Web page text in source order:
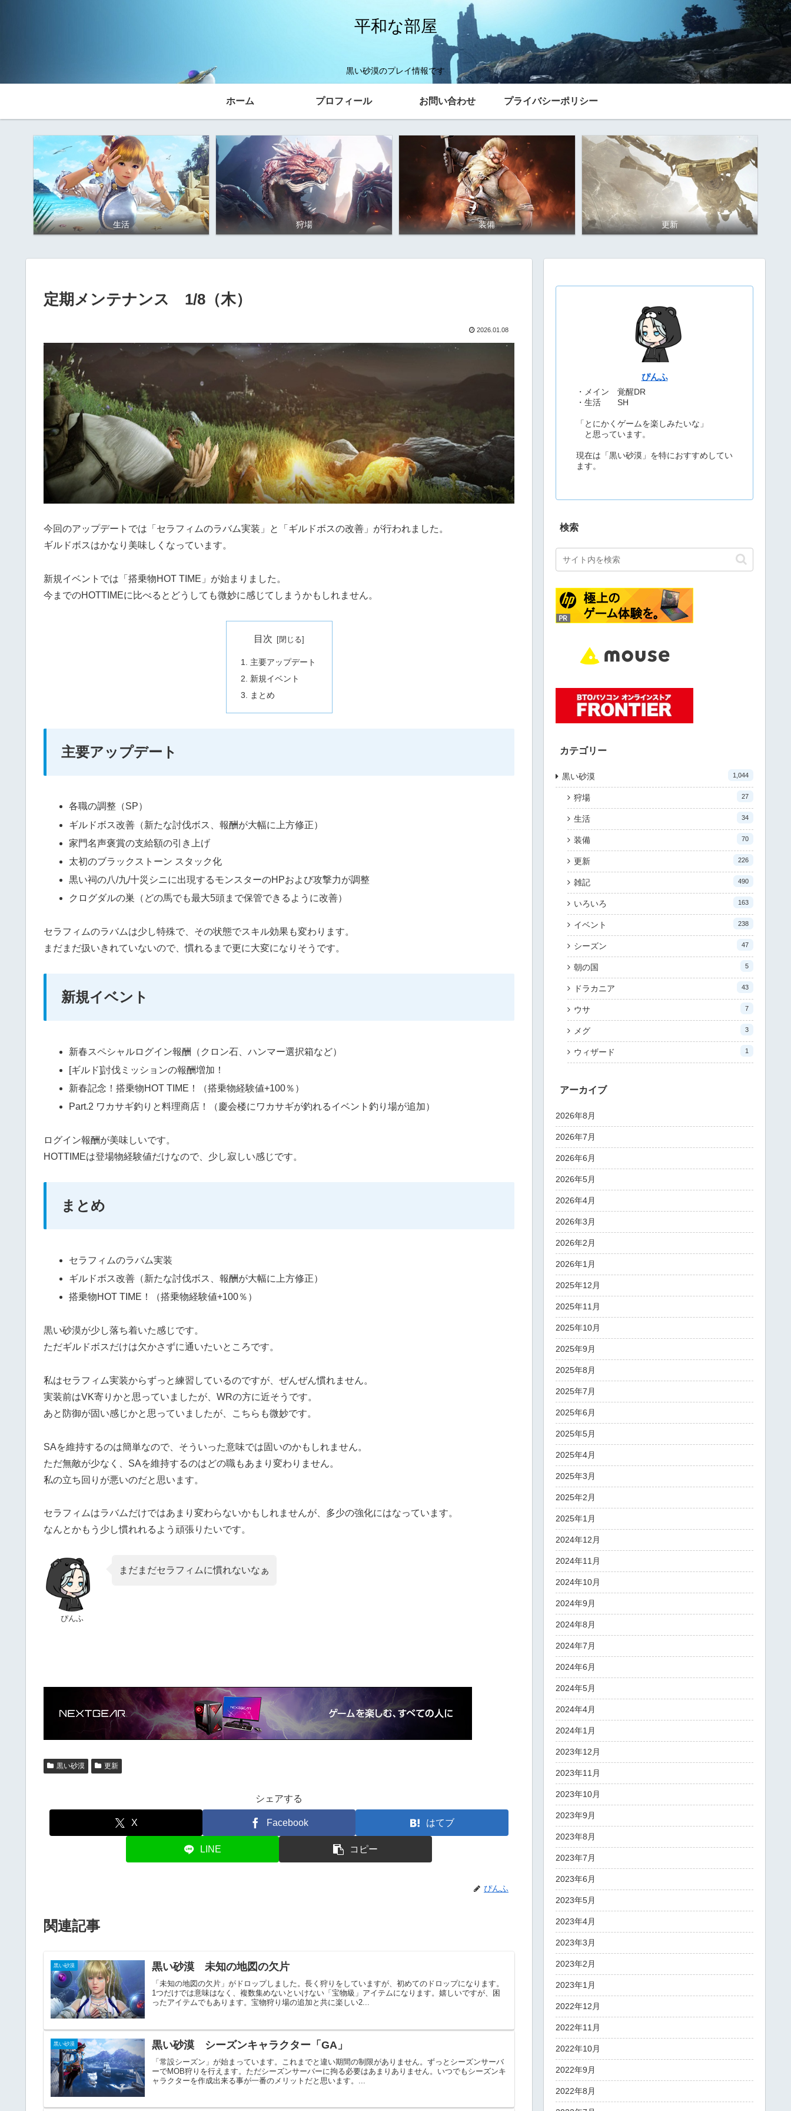
平和な部屋
黒い砂漠のプレイ情報です
ホーム プロフィール お問い合わせ プライバシーポリシー
生活 狩場 装備 更新
定期メンテナンス 1/8（木）
2026.01.08
今回のアップデートでは「セラフィムのラバム実装」と「ギルドボスの改善」が行われました。
ギルドボスはかなり美味しくなっています。
新規イベントでは「搭乗物HOT TIME」が始まりました。
今までのHOTTIMEに比べるとどうしても微妙に感じてしまうかもしれません。
目次
主要アップデート
新規イベント
まとめ
主要アップデート
各職の調整（SP）
ギルドボス改善（新たな討伐ボス、報酬が大幅に上方修正）
家門名声褒賞の支給額の引き上げ
太初のブラックストーン スタック化
黒い祠の八/九/十災シニに出現するモンスターのHPおよび攻撃力が調整
クログダルの巣（どの馬でも最大5頭まで保管できるように改善）
セラフィムのラバムは少し特殊で、その状態でスキル効果も変わります。
まだまだ扱いきれていないので、慣れるまで更に大変になりそうです。
新規イベント
新春スペシャルログイン報酬（クロン石、ハンマー選択箱など）
[ギルド]討伐ミッションの報酬増加！
新春記念！搭乗物HOT TIME！（搭乗物経験値+100％）
Part.2 ワカサギ釣りと料理商店！（慶会楼にワカサギが釣れるイベント釣り場が追加）
ログイン報酬が美味しいです。
HOTTIMEは登場物経験値だけなので、少し寂しい感じです。
まとめ
セラフィムのラバム実装
ギルドボス改善（新たな討伐ボス、報酬が大幅に上方修正）
搭乗物HOT TIME！（搭乗物経験値+100％）
黒い砂漠が少し落ち着いた感じです。
ただギルドボスだけは欠かさずに通いたいところです。
私はセラフィム実装からずっと練習しているのですが、ぜんぜん慣れません。
実装前はVK寄りかと思っていましたが、WRの方に近そうです。
あと防御が固い感じかと思っていましたが、こちらも微妙です。
SAを維持するのは簡単なので、そういった意味では固いのかもしれません。
ただ無敵が少なく、SAを維持するのはどの職もあまり変わりません。
私の立ち回りが悪いのだと思います。
セラフィムはラバムだけではあまり変わらないかもしれませんが、多少の強化にはなっています。
なんとかもう少し慣れれるよう頑張りたいです。
ぴんふ
まだまだセラフィムに慣れないなぁ
黒い砂漠 更新
シェアする
X Facebook はてブ
LINE コピー
ぴんふ
関連記事
黒い砂漠 黒い砂漠 未知の地図の欠片
「未知の地図の欠片」がドロップしました。長く狩りをしていますが、初めてのドロップになります。
1つだけでは意味はなく、複数集めないといけない「宝物級」アイテムになります。嬉しいですが、困
ったアイテムでもあります。宝物狩り場の追加と共に楽しい2...
黒い砂漠 黒い砂漠 シーズンキャラクター「GA」
「常設シーズン」が始まっています。これまでと違い期間の制限がありません。ずっとシーズンサーバ
ーでMOB狩りを行えます。ただシーズンサーバーに拘る必要はあまりありません。いつでもシーズンキ
ャラクターを作成出来る事が一番のメリットだと思います。...
ぴんふ
・メイン 覚醒DR
・生活 SH
「とにかくゲームを楽しみたいな」
と思っています。
現在は「黒い砂漠」を特におすすめしてい
ます。
検索
カテゴリー
黒い砂漠 1,044
狩場 27
生活 34
装備 70
更新 226
雑記 490
いろいろ 163
イベント 238
シーズン 47
朝の国 5
ドラカニア 43
ウサ 7
メグ 3
ウィザード 1
アーカイブ
2026年8月
2026年7月
2026年6月
2026年5月
2026年4月
2026年3月
2026年2月
2026年1月
2025年12月
2025年11月
2025年10月
2025年9月
2025年8月
2025年7月
2025年6月
2025年5月
2025年4月
2025年3月
2025年2月
2025年1月
2024年12月
2024年11月
2024年10月
2024年9月
2024年8月
2024年7月
2024年6月
2024年5月
2024年4月
2024年1月
2023年12月
2023年11月
2023年10月
2023年9月
2023年8月
2023年7月
2023年6月
2023年5月
2023年4月
2023年3月
2023年2月
2023年1月
2022年12月
2022年11月
2022年10月
2022年9月
2022年8月